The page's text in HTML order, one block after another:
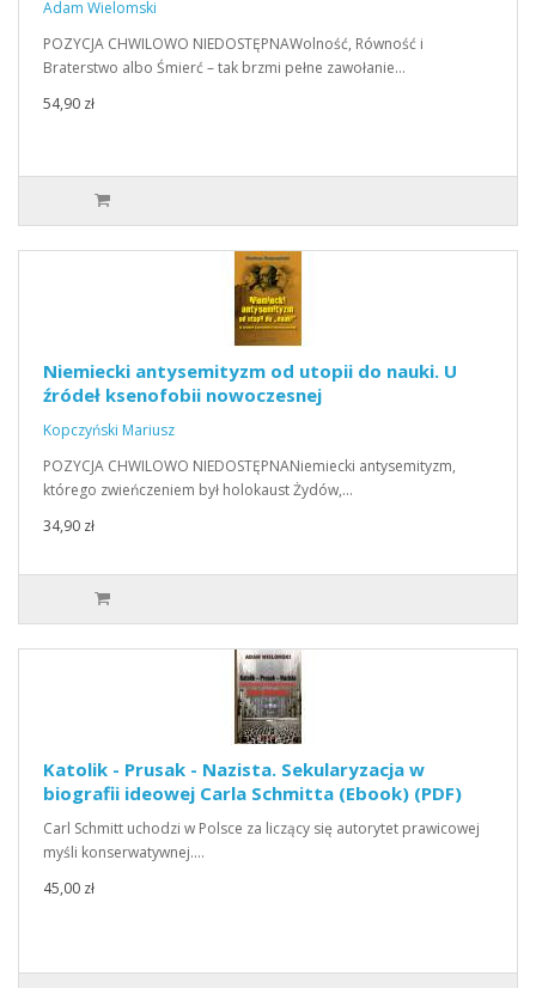
Adam Wielomski
POZYCJA CHWILOWO NIEDOSTĘPNAWolność, Równość i
Braterstwo albo Śmierć – tak brzmi pełne zawołanie…
54,90 zł
Niemiecki antysemityzm od utopii do nauki. U
źródeł ksenofobii nowoczesnej
Kopczyński Mariusz
POZYCJA CHWILOWO NIEDOSTĘPNANiemiecki antysemityzm,
którego zwieńczeniem był holokaust Żydów,…
34,90 zł
Katolik - Prusak - Nazista. Sekularyzacja w
biografii ideowej Carla Schmitta (Ebook) (PDF)
Carl Schmitt uchodzi w Polsce za liczący się autorytet prawicowej
myśli konserwatywnej.…
45,00 zł